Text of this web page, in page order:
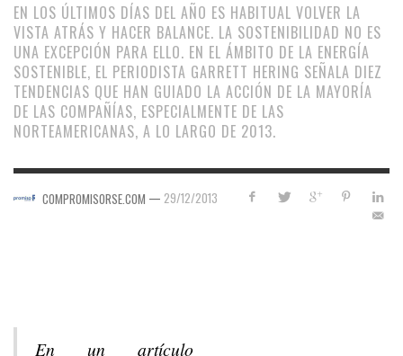
EN LOS ÚLTIMOS DÍAS DEL AÑO ES HABITUAL VOLVER LA
VISTA ATRÁS Y HACER BALANCE. LA SOSTENIBILIDAD NO ES
UNA EXCEPCIÓN PARA ELLO. EN EL ÁMBITO DE LA ENERGÍA
SOSTENIBLE, EL PERIODISTA GARRETT HERING SEÑALA DIEZ
TENDENCIAS QUE HAN GUIADO LA ACCIÓN DE LA MAYORÍA
DE LAS COMPAÑÍAS, ESPECIALMENTE DE LAS
NORTEAMERICANAS, A LO LARGO DE 2013.
COMPROMISORSE.COM — 29/12/2013
En un artículo